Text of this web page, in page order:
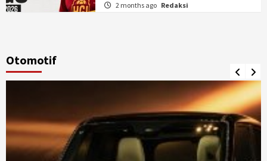
2 months ago Redaksi
Otomotif